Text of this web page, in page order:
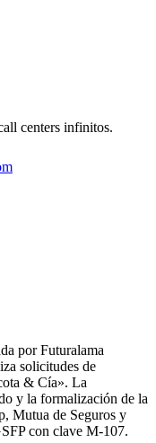
centers infinitos.
por Futuralama
solicitudes de
& Cía». La
y la formalización de la
Mutua de Seguros y
con clave M-107.